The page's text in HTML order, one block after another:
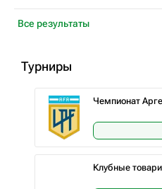
Все результаты
Турниры
Чемпионат
Клубные